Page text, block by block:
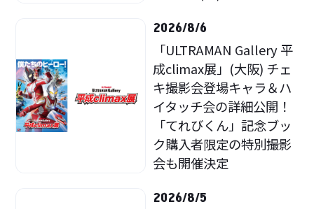
2026/8/6
「ULTRAMAN Gallery 平
成climax展」(大阪) チェ
キ撮影会登場キャラ＆ハ
イタッチ会の詳細公開！
「てれびくん」記念ブッ
ク購入者限定の特別撮影
会も開催決定
2026/8/5